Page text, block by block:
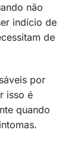
não
indício de
de
por
isso é
quando